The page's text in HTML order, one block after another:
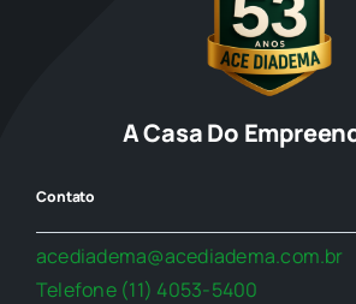
A Casa Do
Contato
acediadema@acediadema.com.br
Telefone (11) 4053-5400